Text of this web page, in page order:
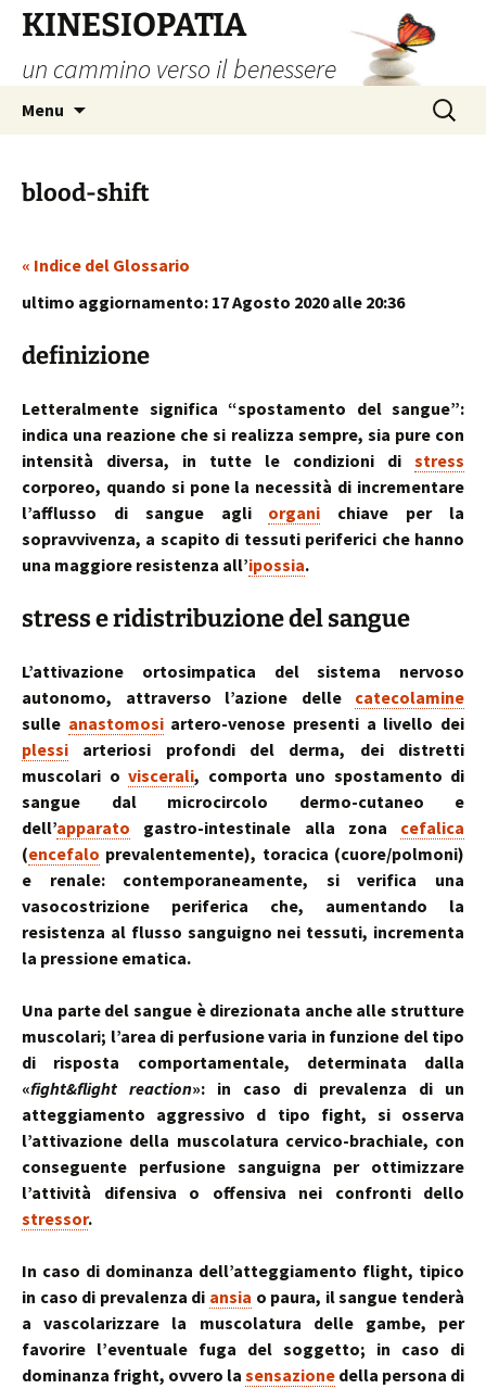
contenuto
KINESIOPATIA
un cammino verso il benessere
Menu
Ricerca
per:
blood-shift
« Indice del Glossario
ultimo aggiornamento: 17 Agosto 2020 alle 20:36
definizione
Letteralmente significa “spostamento del sangue”:
indica una reazione che si realizza sempre, sia pure con
intensità diversa, in tutte le condizioni di stress
corporeo, quando si pone la necessità di incrementare
l’afflusso di sangue agli organi chiave per la
sopravvivenza, a scapito di tessuti periferici che hanno
una maggiore resistenza all’ipossia.
stress e ridistribuzione del sangue
L’attivazione ortosimpatica del sistema nervoso
autonomo, attraverso l’azione delle catecolamine
sulle anastomosiartero-venose presenti a livello dei
plessi arteriosi profondi del derma, dei distretti
muscolari o viscerali, comporta uno spostamento di
sangue dal microcircolo dermo-cutaneo e
dell’apparato gastro-intestinale alla zona cefalica
(encefalo prevalentemente), toracica (cuore/polmoni)
e renale: contemporaneamente, si verifica una
vasocostrizione periferica che, aumentando la
resistenza al flusso sanguigno nei tessuti, incrementa
la pressione ematica.
Una parte del sangue è direzionata anche alle strutture
muscolari; l’area di perfusione varia in funzione del tipo
di risposta comportamentale, determinata dalla
«fight&flight reaction»: in caso di prevalenza di un
atteggiamento aggressivo d tipo fight, si osserva
l’attivazione della muscolatura cervico-brachiale, con
conseguente perfusione sanguigna per ottimizzare
l’attività difensiva o offensiva nei confronti dello
stressor.
In caso di dominanza dell’atteggiamento flight, tipico
in caso di prevalenza di ansia o paura, il sangue tenderà
a vascolarizzare la muscolatura delle gambe, per
favorire l’eventuale fuga del soggetto; in caso di
dominanza fright, ovvero la sensazione della persona di